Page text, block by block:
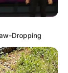
Dropping